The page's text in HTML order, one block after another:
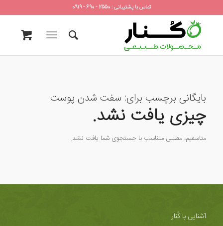
تماس با پشتیبانی : 2550 - 690 - 0919
بایگانی برچسب برای: سفت شدن پوست
چیزی یافت نشد.
متاسفیم، مطلبی متناسب با جستجوی شما یافت نشد.
آشنایی با کُنار